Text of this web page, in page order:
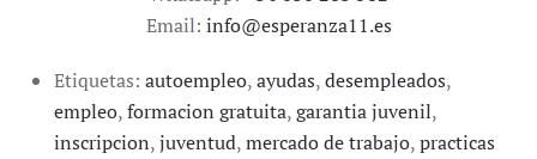
Email: info@esperanza11.es
Etiquetas: autoempleo,ayudas,desempleados,
empleo,formacion gratuita,garantia juvenil,
inscripcion,juventud,mercado de trabajo,practicas